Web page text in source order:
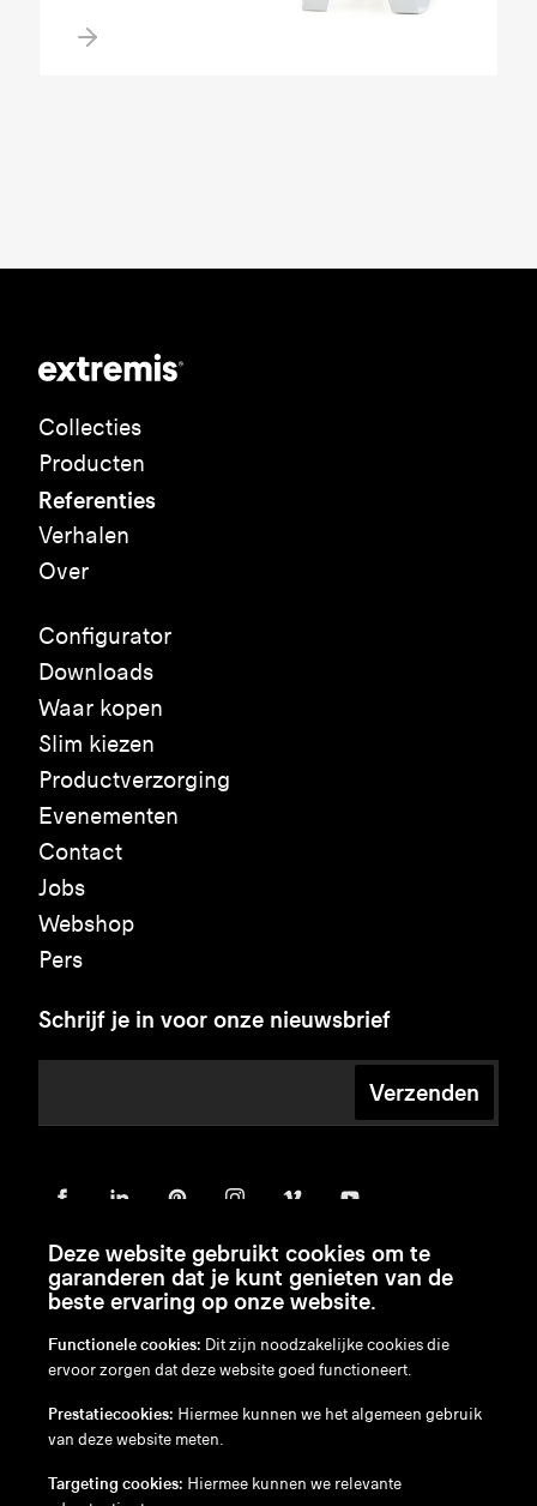
Collecties
Producten
Referenties
Verhalen
Over
Configurator
Downloads
Waar kopen
Slim kiezen
Productverzorging
Evenementen
Contact
Jobs
Webshop
Pers
Schrijf je in voor onze nieuwsbrief
Verzenden
en/nl/fr/de
Disclaimer
Cookiebeleid
Deze website gebruikt cookies om te
garanderen dat je kunt genieten van de
beste ervaring op onze website.
Functionele cookies: Dit zijn noodzakelijke cookies die
ervoor zorgen dat deze website goed functioneert.
Prestatiecookies: Hiermee kunnen we het algemeen gebruik
van deze website meten.
Targeting cookies: Hiermee kunnen we relevante